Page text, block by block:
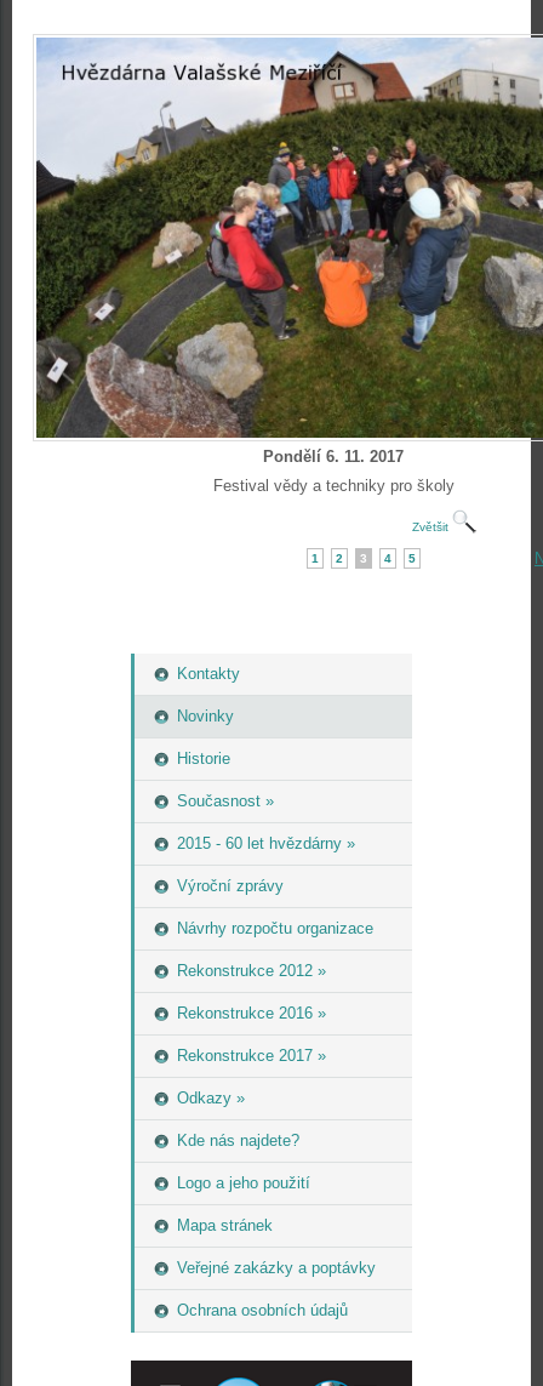
Kontakty
Novinky
Historie
Současnost »
2015 - 60 let hvězdárny »
Výroční zprávy
Návrhy rozpočtu organizace
Rekonstrukce 2012 »
Rekonstrukce 2016 »
Rekonstrukce 2017 »
Odkazy »
Kde nás najdete?
Logo a jeho použití
Mapa stránek
Veřejné zakázky a poptávky
Ochrana osobních údajů
Pondělí 6. 11. 2017
Festival vědy a techniky pro školy
Zvětšit
1 2 3 4 5